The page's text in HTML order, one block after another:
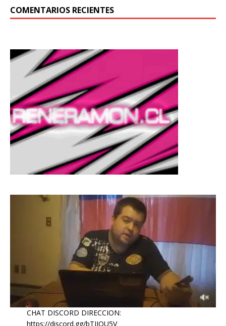
COMENTARIOS RECIENTES
CHAT DISCORD DIRECCION:
https://discord.gg/bTJJQU5V